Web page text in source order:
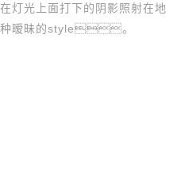
光上面打下的阴影照射在地
种暧昧的style。